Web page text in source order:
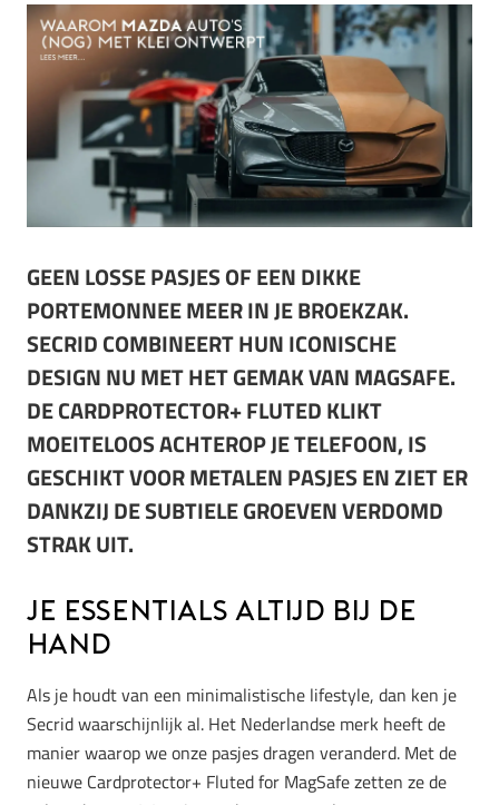
GEEN LOSSE PASJES OF EEN DIKKE
PORTEMONNEE MEER IN JE BROEKZAK.
SECRID COMBINEERT HUN ICONISCHE
DESIGN NU MET HET GEMAK VAN MAGSAFE.
DE CARDPROTECTOR+ FLUTED KLIKT
MOEITELOOS ACHTEROP JE TELEFOON, IS
GESCHIKT VOOR METALEN PASJES EN ZIET ER
DANKZIJ DE SUBTIELE GROEVEN VERDOMD
STRAK UIT.
Je essentials altijd bij de
hand
Als je houdt van een minimalistische lifestyle, dan ken je
Secrid waarschijnlijk al. Het Nederlandse merk heeft de
manier waarop we onze pasjes dragen veranderd. Met de
nieuwe Cardprotector+ Fluted for MagSafe zetten ze de